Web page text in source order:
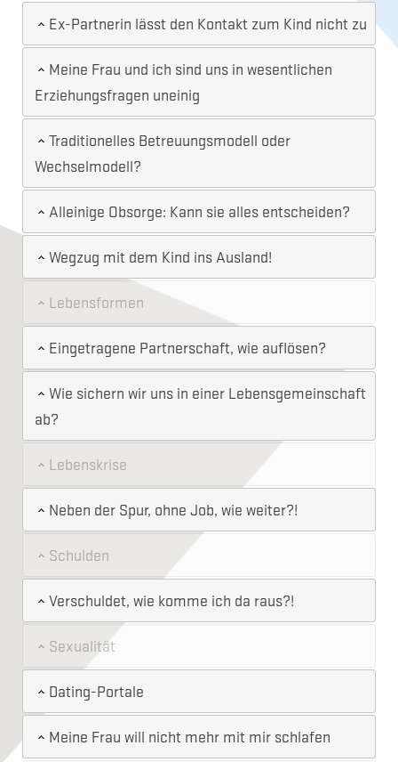
Ex-Partnerin lässt den Kontakt zum Kind nicht zu
Meine Frau und ich sind uns in wesentlichen
Erziehungsfragen uneinig
Traditionelles Betreuungsmodell oder
Wechselmodell?
Alleinige Obsorge: Kann sie alles entscheiden?
Wegzug mit dem Kind ins Ausland!
Lebensformen
Eingetragene Partnerschaft, wie auflösen?
Wie sichern wir uns in einer Lebensgemeinschaft
ab?
Lebenskrise
Neben der Spur, ohne Job, wie weiter?!
Schulden
Verschuldet, wie komme ich da raus?!
Sexualität
Dating-Portale
Meine Frau will nicht mehr mit mir schlafen